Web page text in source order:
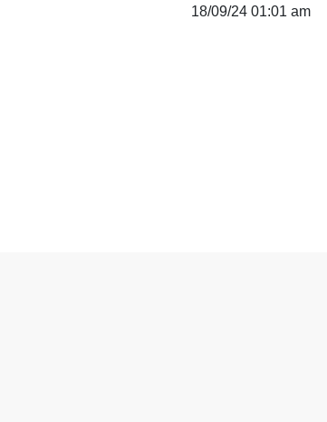
18/09/24 01:01 am